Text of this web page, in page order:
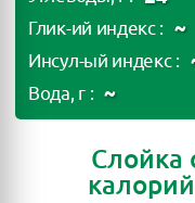
Глик-ий индекс : ~
Инсул-ый индекс :
Вода, г : ~
Слойка